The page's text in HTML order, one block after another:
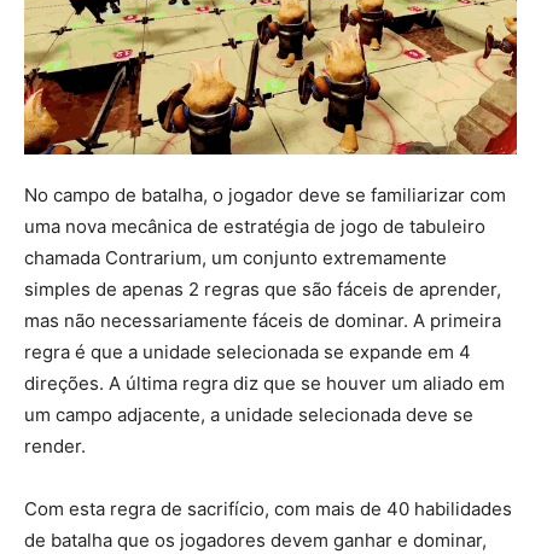
No campo de batalha, o jogador deve se familiarizar com
uma nova mecânica de estratégia de jogo de tabuleiro
chamada Contrarium, um conjunto extremamente
simples de apenas 2 regras que são fáceis de aprender,
mas não necessariamente fáceis de dominar. A primeira
regra é que a unidade selecionada se expande em 4
direções. A última regra diz que se houver um aliado em
um campo adjacente, a unidade selecionada deve se
render.
Com esta regra de sacrifício, com mais de 40 habilidades
de batalha que os jogadores devem ganhar e dominar,